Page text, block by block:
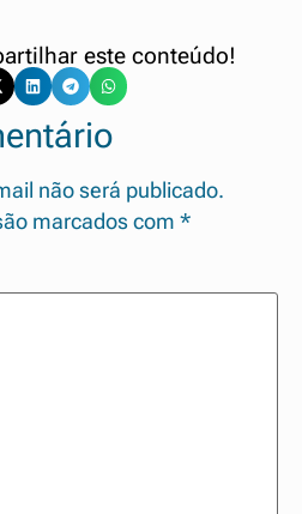
este conteúdo!
não será publicado.
marcados com *